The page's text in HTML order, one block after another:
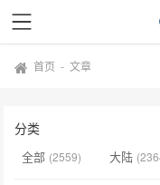
首页 -文章
分类
全部 (2559) 大陆